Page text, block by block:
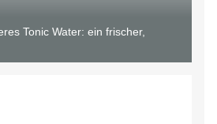
Tonic Water: ein frischer,